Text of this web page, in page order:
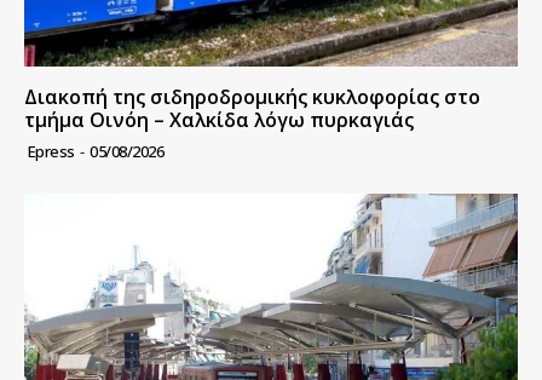
Διακοπή της σιδηροδρομικής κυκλοφορίας στο
τμήμα Οινόη – Χαλκίδα λόγω πυρκαγιάς
Epress - 05/08/2026